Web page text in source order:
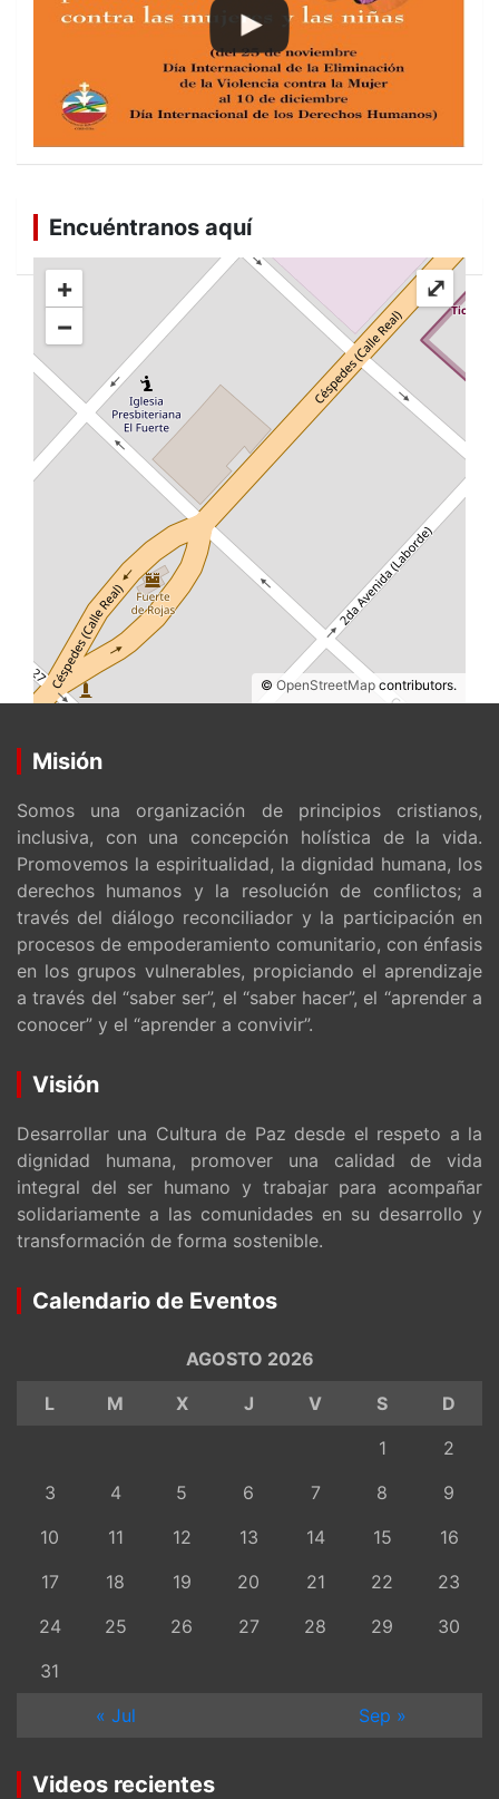
Encuéntranos aquí
+
−
© OpenStreetMap contributors.
⤢
Misión
Somos una organización de principios cristianos,
inclusiva, con una concepción holística de la vida.
Promovemos la espiritualidad, la dignidad humana, los
derechos humanos y la resolución de conflictos; a
través del diálogo reconciliador y la participación en
procesos de empoderamiento comunitario, con énfasis
en los grupos vulnerables, propiciando el aprendizaje
a través del “saber ser”, el “saber hacer”, el “aprender a
conocer” y el “aprender a convivir”.
Visión
Desarrollar una Cultura de Paz desde el respeto a la
dignidad humana, promover una calidad de vida
integral del ser humano y trabajar para acompañar
solidariamente a las comunidades en su desarrollo y
transformación de forma sostenible.
Calendario de Eventos
AGOSTO 2026
L
M X J V S
D
1
2
3
4 5 6 7 8
9
10
11 12 13 14 15
16
17
18 19 20 21 22
23
24
25 26 27 28 29
30
31
« Jul
Sep »
Videos recientes